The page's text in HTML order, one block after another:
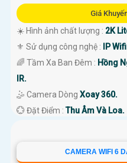
Giá
☀️ Hình ảnh chất lượng : 2K
⚜️ Sử dụng công nghệ : IP
🌈 Tầm Xa Ban Đêm : Hồng
IR.
🤹 Camera Dòng Xoay 360.
️💮 Đặt Điểm :Thu Âm Và Loa.
CAMERA WIFI 6